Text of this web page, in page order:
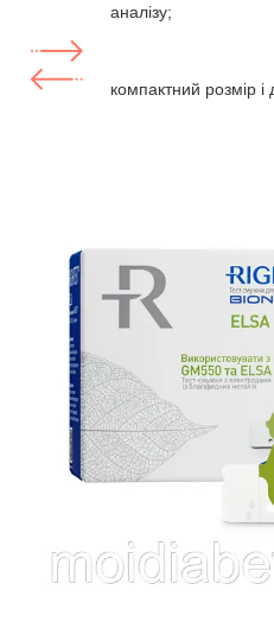
аналізу;
компактний розмір і